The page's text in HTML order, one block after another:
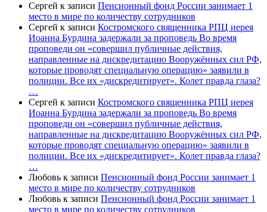
Сергей к записи Пенсионный фонд России занимает 1
место в мире по количеству сотрудников
Сергей к записи Костромского священника РПЦ иерея
Иоанна Бурдина задержали за проповедь Во время
проповеди он «совершил публичные действия,
направленные на дискредитацию Вооружённых сил РФ,
которые проводят специальную операцию» заявили в
полиции. Все их «дискредитирует». Колет правда глаза?
…
Сергей к записи Костромского священника РПЦ иерея
Иоанна Бурдина задержали за проповедь Во время
проповеди он «совершил публичные действия,
направленные на дискредитацию Вооружённых сил РФ,
которые проводят специальную операцию» заявили в
полиции. Все их «дискредитирует». Колет правда глаза?
…
Любовь к записи Пенсионный фонд России занимает 1
место в мире по количеству сотрудников
Любовь к записи Пенсионный фонд России занимает 1
место в мире по количеству сотрудников